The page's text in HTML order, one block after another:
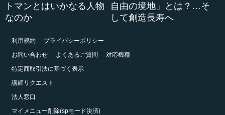
トマンとはいかなる人物
なのか
自由の境地」とは？…そ
して創造長寿へ
利用規約
プライバシーポリシー
お問い合わせ
よくあるご質問
対応機種
特定商取引法に基づく表示
講師リクエスト
法人窓口
マイメニュー削除(spモード決済)